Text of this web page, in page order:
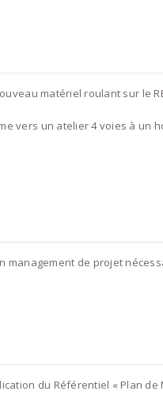
matériel roulant sur le
vers un atelier 4 voies à un
management de projet
du Référentiel « Plan